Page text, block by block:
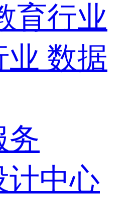
育行业
业 数据
务
计中心